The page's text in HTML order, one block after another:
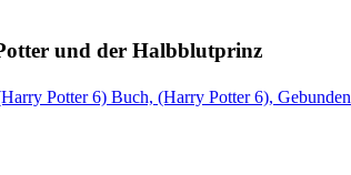
und der Halbblutprinz
Potter 6) Buch, (Harry Potter 6), Gebunden